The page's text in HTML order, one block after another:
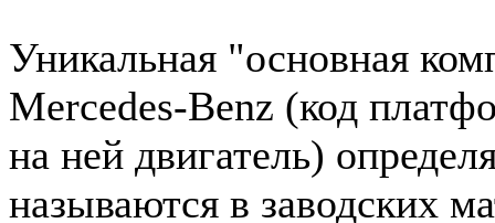
Уникальная "основная
Mercedes-Benz (код
на ней двигатель)
называются в заводских